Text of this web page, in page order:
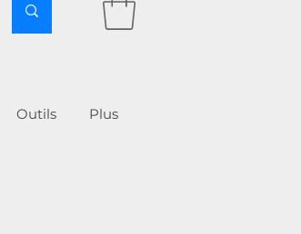
Outils More